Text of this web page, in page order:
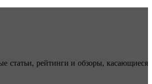
статьи, рейтинги и обзоры, касающиеся